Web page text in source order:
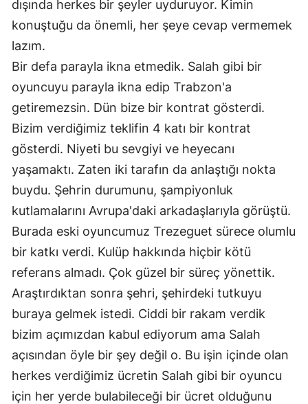
dışında herkes bir şeyler uyduruyor. Kimin
konuştuğu da önemli, her şeye cevap vermemek
lazım.
Bir defa parayla ikna etmedik. Salah gibi bir
oyuncuyu parayla ikna edip Trabzon'a
getiremezsin. Dün bize bir kontrat gösterdi.
Bizim verdiğimiz teklifin 4 katı bir kontrat
gösterdi. Niyeti bu sevgiyi ve heyecanı
yaşamaktı. Zaten iki tarafın da anlaştığı nokta
buydu. Şehrin durumunu, şampiyonluk
kutlamalarını Avrupa'daki arkadaşlarıyla görüştü.
Burada eski oyuncumuz Trezeguet sürece olumlu
bir katkı verdi. Kulüp hakkında hiçbir kötü
referans almadı. Çok güzel bir süreç yönettik.
Araştırdıktan sonra şehri, şehirdeki tutkuyu
buraya gelmek istedi. Ciddi bir rakam verdik
bizim açımızdan kabul ediyorum ama Salah
açısından öyle bir şey değil o. Bu işin içinde olan
herkes verdiğimiz ücretin Salah gibi bir oyuncu
için her yerde bulabileceği bir ücret olduğunu